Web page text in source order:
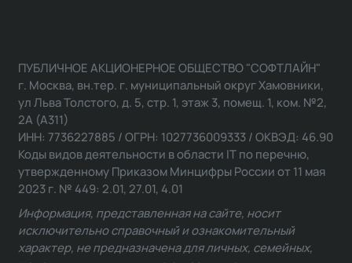
ПУБЛИЧНОЕ АКЦИОНЕРНОЕ ОБЩЕСТВО "СОФТЛАЙН"
г. Москва, вн.тер. г. муниципальный округ Хамовники,
ул Льва Толстого, д. 5, стр. 1, этаж 3, помещ. 1, ком. №2,
2А (А311)
ИНН: 7736227885 / ОГРН: 1027736009333 / ОКВЭД: 46.90
Коды видов деятельности в области IT по перечню,
утвержденному Приказом Минцифры России от 11 мая
2023 г. № 449: 2.01, 27.01, 4.01
Информация, представленная на сайте, носит
исключительно справочный и ознакомительный
характер, не предназначена для личных, семейных,